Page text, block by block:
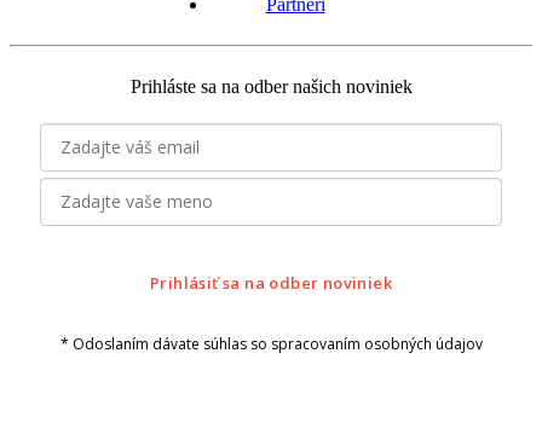
Prihláste sa na odber našich noviniek
Prihlásiť sa na odber noviniek
* Odoslaním dávate súhlas so spracovaním osobných údajov